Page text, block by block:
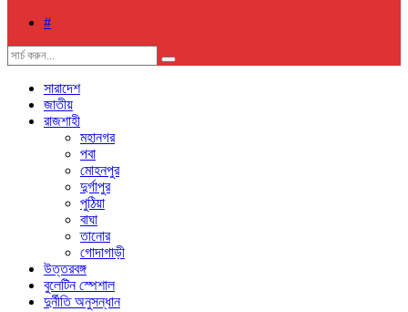
#
সারাদেশ
জাতীয়
রাজশাহী
মহানগর
পবা
মোহনপুর
দুর্গাপুর
পুঠিয়া
বাঘা
তানোর
গোদাগাড়ী
উত্তরবঙ্গ
বুলেটিন স্পেশাল
দুর্নীতি অনুসন্ধান